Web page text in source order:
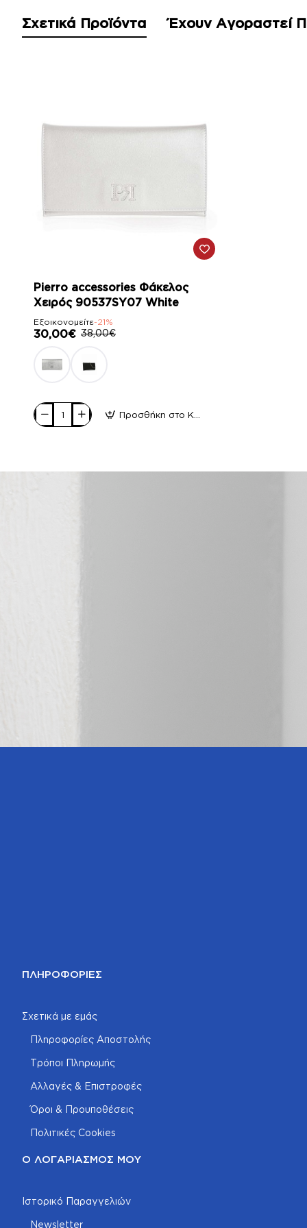
Σχετικά Προϊόντα Έχουν Αγοραστεί
-21%
Pierro accessories Φάκελος
Χειρός 90537SY07 White
Εξοικονομείτε-21%
30,00€ 38,00€
Pierro
accessories
White
Προσθήκη στο Καλάθι
ΠΛΗΡΟΦΟΡΊΕΣ
Σχετικά με εμάς
Πληροφορίες Αποστολής
Τρόποι Πληρωμής
Αλλαγές & Επιστροφές
Όροι & Προυποθέσεις
Πολιτικές Cookies
Ο ΛΟΓΑΡΙΑΣΜΌΣ ΜΟΥ
Ιστορικό Παραγγελιών
Newsletter